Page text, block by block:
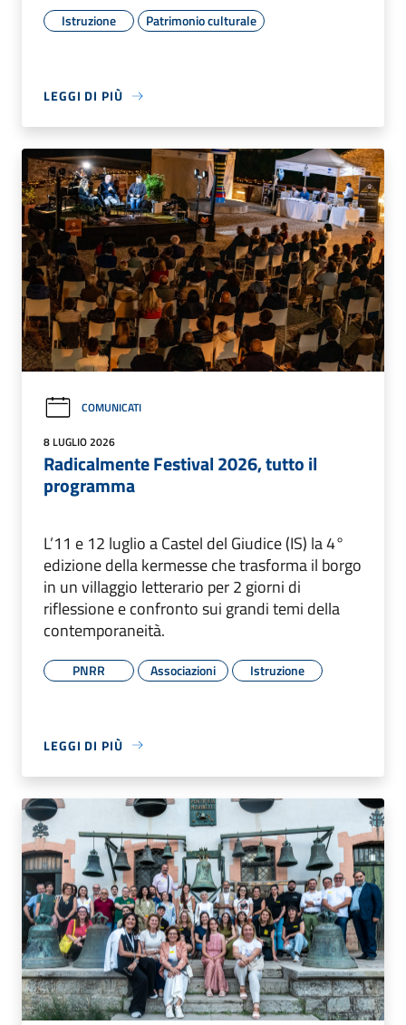
Istruzione Patrimonio culturale
LEGGI DI PIÙ
COMUNICATI
8 LUGLIO 2026
Radicalmente Festival 2026, tutto il
programma
L’11 e 12 luglio a Castel del Giudice (IS) la 4°
edizione della kermesse che trasforma il borgo
in un villaggio letterario per 2 giorni di
riflessione e confronto sui grandi temi della
contemporaneità.
PNRR Associazioni Istruzione
LEGGI DI PIÙ